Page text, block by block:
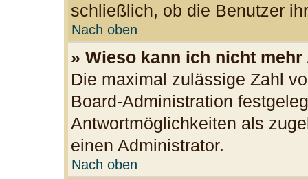
schließlich, ob die Benutzer
Nach oben
» Wieso kann ich nicht
Die maximal zulässige Zahl
Board-Administration
Antwortmöglichkeiten als
einen Administrator.
Nach oben